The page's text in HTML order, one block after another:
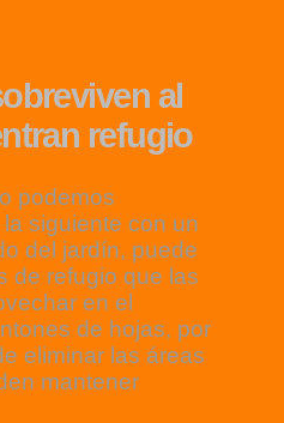
al
refugio
podemos
siguiente con un
del jardín, puede
de refugio que las
en el
de hojas, por
eliminar las áreas
mantener